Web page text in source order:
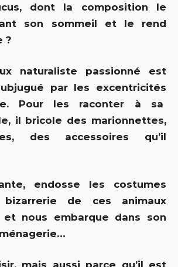
dont la composition le
son sommeil et le rend
?
naturaliste passionné est
par les excentricités
Pour les raconter à sa
il bricole des marionnettes,
des accessoires qu’il
endosse les costumes
de ces animaux
et nous embarque dans son